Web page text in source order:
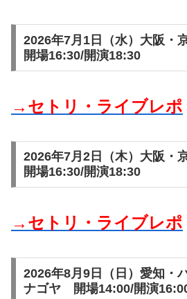
2026年7月1日（水）大阪・
開場16:30/開演18:30
→セトリ・ライブレポ
2026年7月2日（木）大阪・
開場16:30/開演18:30
→セトリ・ライブレポ
2026年8月9日（日）愛知・
ナゴヤ 開場14:00/開演